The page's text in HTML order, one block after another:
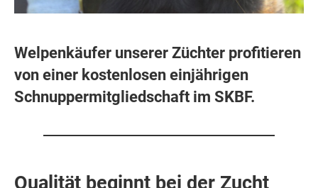
Welpenkäufer unserer Züchter profitieren
von einer kostenlosen einjährigen
Schnuppermitgliedschaft im SKBF.
Qualität beginnt bei der Zucht